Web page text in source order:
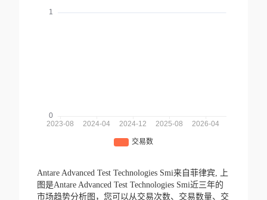
Antare Advanced Test Technologies Smi来自菲律宾,
上
图是Antare Advanced Test Technologies Smi近三年的
市场趋势分析图，您可以从交易次数、交易数量、交